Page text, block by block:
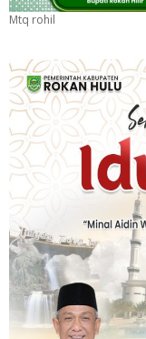
Mtq rohil